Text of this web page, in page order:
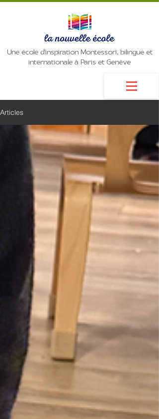
Une école d'inspiration Montessori, bilingue et
internationale à Paris et Genève
Articles